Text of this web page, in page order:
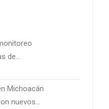
de
Michoacán
nuevos